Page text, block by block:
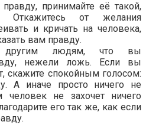
принимайте её такой,
Откажитесь от желания
и кричать на человека,
вам правду.
другим людям, что вы
нежели ложь. Если вы
скажите спокойным голосом:
А иначе просто ничего не
человек не захочет ничего
его так же, как если